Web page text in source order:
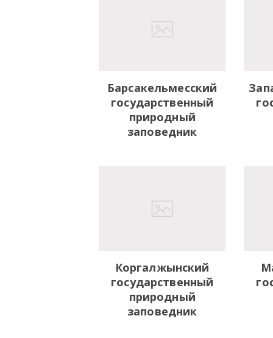
Барсакельмесский
государственный
природный
заповедник
Коргалжынский
государственный
природный
заповедник